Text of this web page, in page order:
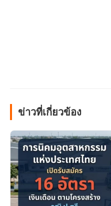
ข่าวที่เกี่ยวข้อง